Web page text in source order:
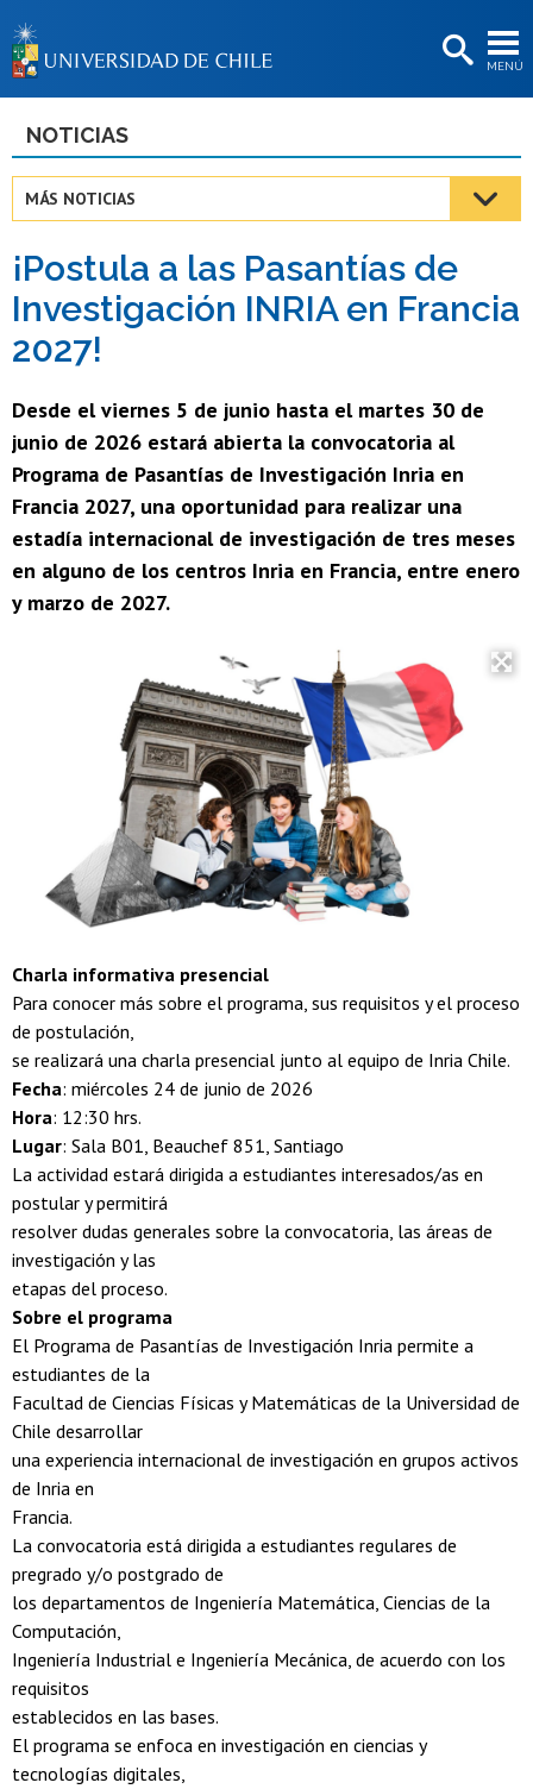
MENÚ
BIBLIOTECAS
Estudiantes
Académicas/os
Funcionarias/os
NOTICIAS
MÁS NOTICIAS
¡Postula a las Pasantías de
Investigación INRIA en Francia
2027!
Desde el viernes 5 de junio hasta el martes 30 de
junio de 2026 estará abierta la convocatoria al
Programa de Pasantías de Investigación Inria en
Francia 2027, una oportunidad para realizar una
estadía internacional de investigación de tres meses
en alguno de los centros Inria en Francia, entre enero
y marzo de 2027.
Charla informativa presencial
Para conocer más sobre el programa, sus requisitos y el proceso
de postulación,
se realizará una charla presencial junto al equipo de Inria Chile.
Fecha: miércoles 24 de junio de 2026
Hora: 12:30 hrs.
Lugar: Sala B01, Beauchef 851, Santiago
La actividad estará dirigida a estudiantes interesados/as en
postular y permitirá
resolver dudas generales sobre la convocatoria, las áreas de
investigación y las
etapas del proceso.
Sobre el programa
El Programa de Pasantías de Investigación Inria permite a
estudiantes de la
Facultad de Ciencias Físicas y Matemáticas de la Universidad de
Chile desarrollar
una experiencia internacional de investigación en grupos activos
de Inria en
Francia.
La convocatoria está dirigida a estudiantes regulares de
pregrado y/o postgrado de
los departamentos de Ingeniería Matemática, Ciencias de la
Computación,
Ingeniería Industrial e Ingeniería Mecánica, de acuerdo con los
requisitos
establecidos en las bases.
El programa se enfoca en investigación en ciencias y
tecnologías digitales,